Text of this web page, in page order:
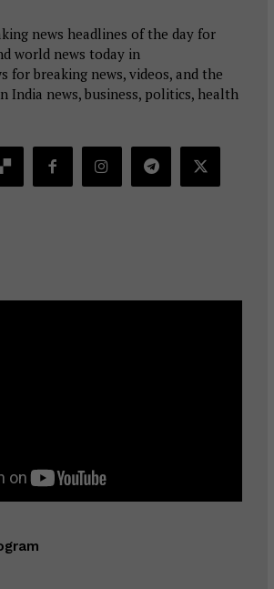
news headlines of the day for
world news today in
for breaking news, videos, and the
India news, business, politics, health